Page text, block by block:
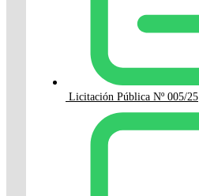
Licitación Pública Nº 005/25